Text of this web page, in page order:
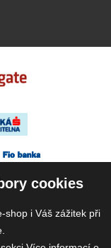
cookies
shop i Váš zážitek při